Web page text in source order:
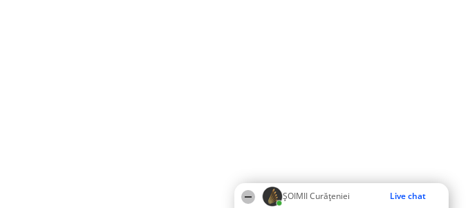
ȘOIMII Curățeniei Live chat